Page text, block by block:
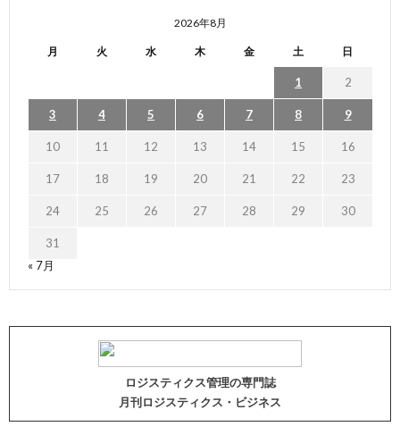
2026年8月
月 火 水 木 金 土 日
1 2
3 4 5 6 7 8 9
10 11 12 13 14 15 16
17 18 19 20 21 22 23
24 25 26 27 28 29 30
31
« 7月
ロジスティクス管理の専門誌
月刊ロジスティクス・ビジネス